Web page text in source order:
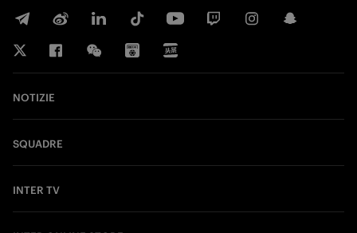
NOTIZIE
SQUADRE
INTER TV